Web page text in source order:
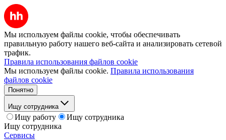
Мы используем файлы cookie, чтобы обеспечивать
правильную работу нашего веб-сайта и анализировать сетевой
трафик.
Правила использования файлов cookie
Мы используем файлы cookie. Правила использования
файлов cookie
Понятно
Ищу сотрудника
Ищу работу
Ищу сотрудника
Ищу сотрудника
Сервисы